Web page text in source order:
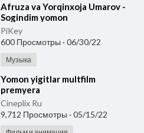
⁣Afruza va Yorqinxoja Umarov -
Sogindim yomon
PiKey
600 Просмотры · 06/30/22
Музыка
⁣Yomon yigitlar multfilm
premyera
Cineplix Ru
9,712 Просмотры · 05/15/22